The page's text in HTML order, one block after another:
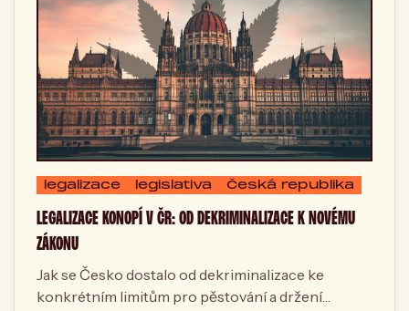
legalizace legislativa Česká republika
LEGALIZACE KONOPÍ V ČR: OD DEKRIMINALIZACE K NOVÉMU
ZÁKONU
Jak se Česko dostalo od dekriminalizace ke
konkrétním limitům pro pěstování a držení